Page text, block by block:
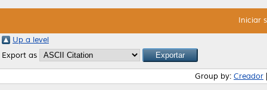
Iniciar
Up a level
Export as
Group by: Creador